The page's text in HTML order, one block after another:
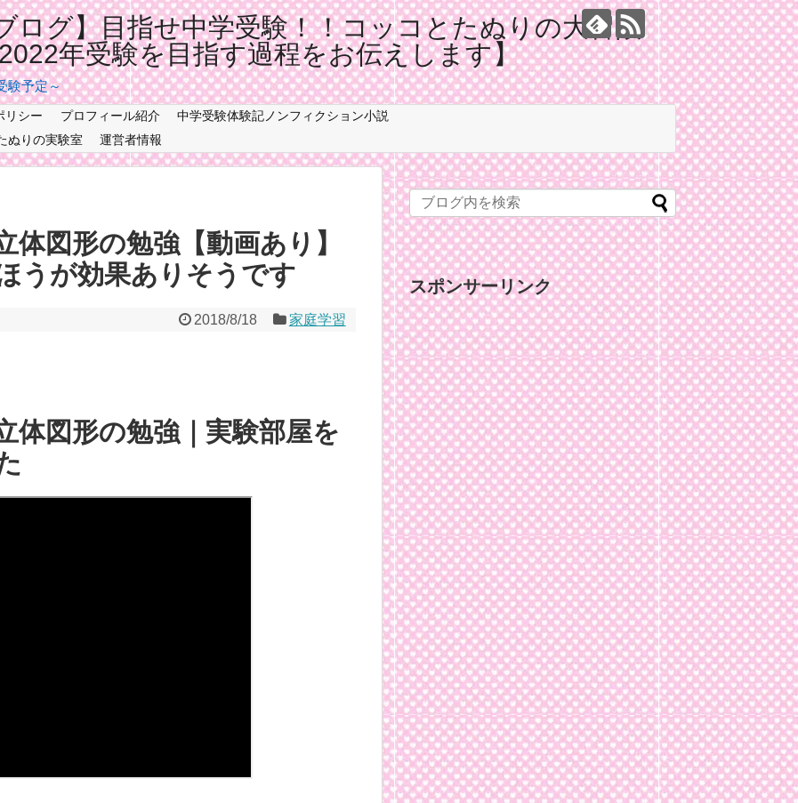
ログ】目指せ中学受験！！コッコとたぬりの大冒険
年受験を目指す過程をお伝えします】
験予定～
リシー プロフィール紹介
中学受験体験記ノンフィクション小説
ぬりの実験室
運営者情報
体図形の勉強【動画あり】
うが効果ありそうです
2018/8/18 家庭学習
体図形の勉強｜実験部屋を
スポンサーリンク